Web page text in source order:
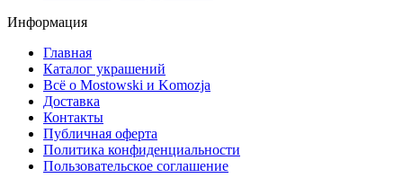
Информация
Главная
Каталог украшений
Всё о Mostowski и Komozja
Доставка
Контакты
Публичная оферта
Политика конфиденциальности
Пользовательское соглашение